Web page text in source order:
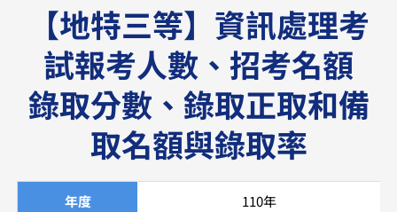
【地特三等】資訊處理考
試報考人數、招考名額
錄取分數、錄取正取和備
取名額與錄取率
年度 110年